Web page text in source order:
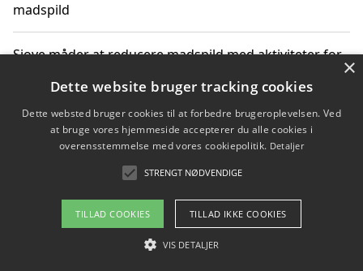
madspild
Sjove måder at reducere madspild med aktiviteter for
Hvor finder jeg nemme måltidskasser i Vejle
Om / kontakt
Blog Betingelser
×
Dette website bruger tracking cookies
Dette websted bruger cookies til at forbedre brugeroplevelsen. Ved
at bruge vores hjemmeside accepterer du alle cookies i
overensstemmelse med vores cookiepolitik. Detaljer
STRENGT NØDVENDIGE
TILLAD COOKIES TILLAD IKKE COOKIES
VIS DETALJER